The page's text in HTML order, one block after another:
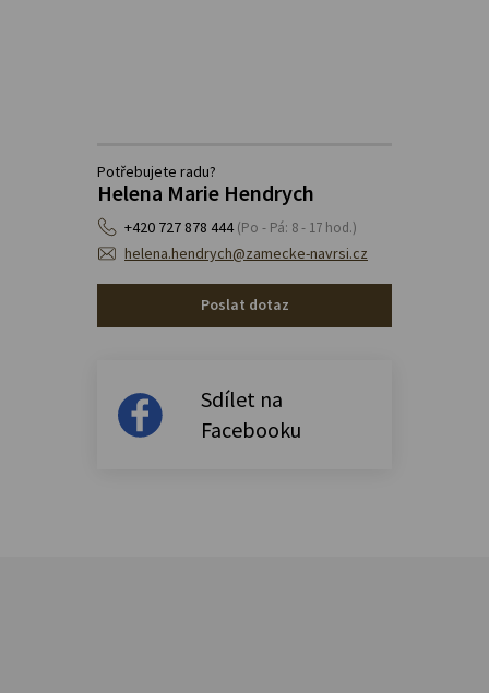
Potřebujete radu?
Helena Marie Hendrych
+420 727 878 444(Po - Pá: 8 - 17 hod.)
helena.hendrych@zamecke-navrsi.cz
Poslat dotaz
Sdílet na
Facebooku